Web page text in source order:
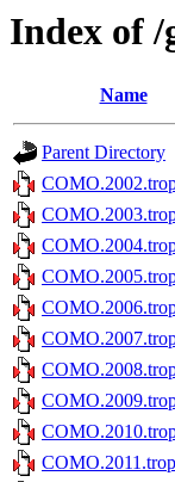
Index of /
Name
Parent Directory